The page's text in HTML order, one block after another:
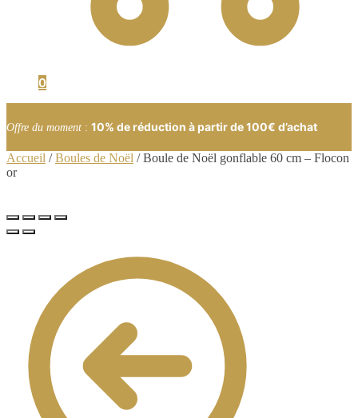
0
Offre du moment : 10% de réduction à partir de 100€ d’achat
Accueil /Boules de Noël /Boule de Noël gonflable 60 cm – Flocon
or